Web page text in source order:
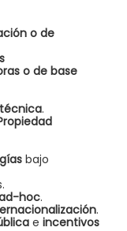
o de
o de base
.
bajo
hoc.
.
e incentivos